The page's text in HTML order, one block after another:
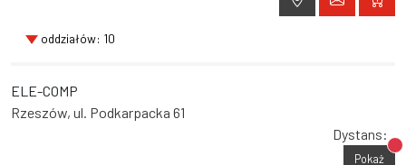
oddziałów: 10
ELE-COMP
Rzeszów, ul. Podkarpacka 61
Dystans:
Pokaż